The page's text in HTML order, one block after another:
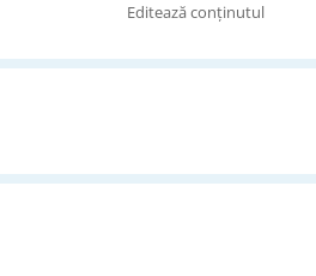
Editează conținutul